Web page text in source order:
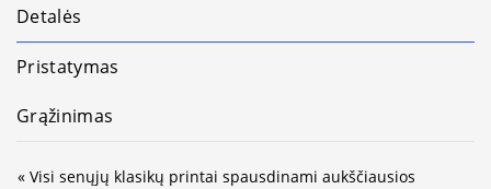
Detalės
Pristatymas
Grąžinimas
« Visi senųjų klasikų printai spausdinami aukščiausios